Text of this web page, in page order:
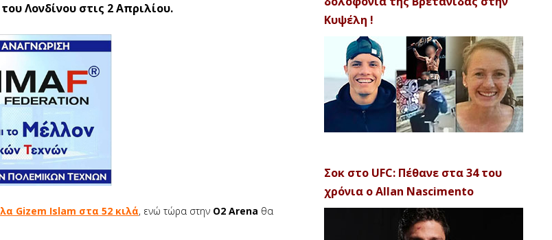
Λονδίνου στις 2 Απριλίου.
Gizem Islam στα 52 κιλά, ενώ τώρα στην O2 Arena θα
Κυψέλη !
Σοκ στο UFC: Πέθανε στα 34 του
χρόνια ο Allan Nascimento